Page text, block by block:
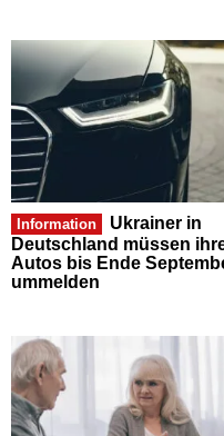
Information
Ukrainer in
Deutschland müssen
Autos bis Ende
ummelden